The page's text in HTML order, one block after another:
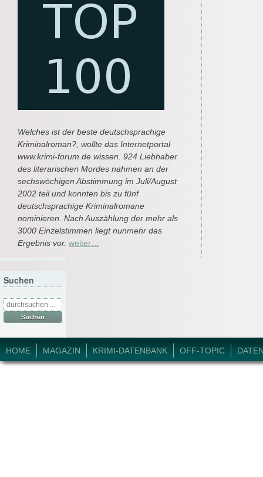
Welches ist der beste deutschsprachige
Kriminalroman?, wollte das Internetportal
www.krimi-forum.de wissen. 924 Liebhaber
des literarischen Mordes nahmen an der
sechswöchigen Abstimmung im Juli/August
2002 teil und konnten bis zu fünf
deutschsprachige Kriminalromane
nominieren. Nach Auszählung der mehr als
3000 Einzelstimmen liegt nunmehr das
Ergebnis vor. weiter…
Suchen
Suche
nach:
HOME MAGAZIN KRIMI-DATENBANK OFF-TOPIC
© 2026 Krimi-Forum.